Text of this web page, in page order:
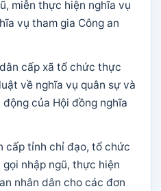
miễn thực hiện nghĩa vụ
vụ tham gia Công an
cấp xã tổ chức thực
về nghĩa vụ quân sự và
của Hội đồng nghĩa
cấp tỉnh chỉ đạo, tổ chức
nhập ngũ, thực hiện
nhân dân cho các đơn